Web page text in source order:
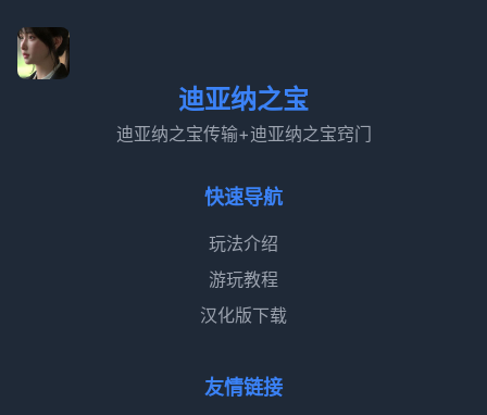
迪亚纳之宝
迪亚纳之宝传输+迪亚纳之宝窍门
快速导航
玩法介绍
游玩教程
汉化版下载
友情链接